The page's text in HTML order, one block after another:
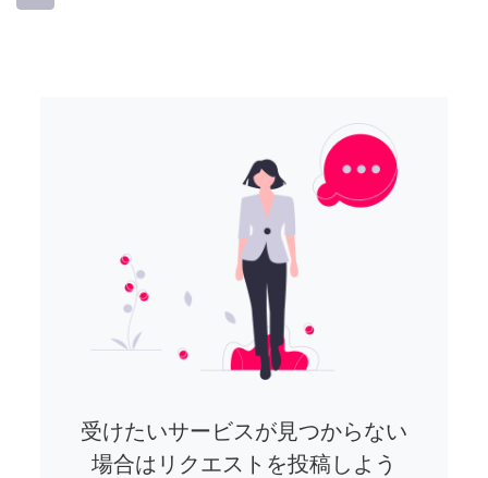
受けたいサービスが見つからない
場合はリクエストを投稿しよう